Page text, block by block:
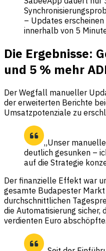
– Updates
innerhalb von 5
Die Ergebnisse:
und 5 % mehr
Der Wegfall manueller
der erweiterten Berichte
Umsatzpotenziale zu
„Unser
deutlich gesunken –
auf die Strategie
Der finanzielle Effekt war
gesamte Budapester Markt
durchschnittlichen
die Automatisierung sicher,
verdienten Euro abschöpfte.